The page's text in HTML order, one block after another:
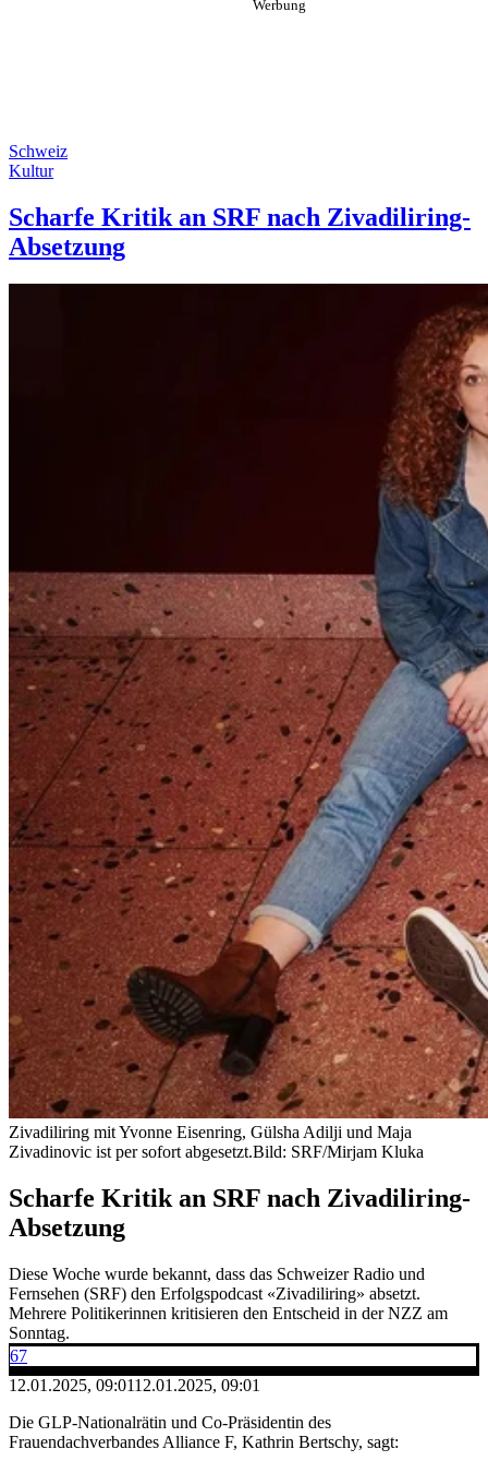
Schweiz
Kultur
Scharfe Kritik an SRF nach Zivadiliring-
Absetzung
Zivadiliring mit Yvonne Eisenring, Gülsha Adilji und Maja
Zivadinovic ist per sofort abgesetzt.Bild: SRF/Mirjam Kluka
Scharfe Kritik an SRF nach Zivadiliring-
Absetzung
Diese Woche wurde bekannt, dass das Schweizer Radio und
Fernsehen (SRF) den Erfolgspodcast «Zivadiliring» absetzt.
Mehrere Politikerinnen kritisieren den Entscheid in der NZZ am
Sonntag.
67
12.01.2025, 09:0112.01.2025, 09:01
Die GLP-Nationalrätin und Co-Präsidentin des
Frauendachverbandes Alliance F, Kathrin Bertschy, sagt: